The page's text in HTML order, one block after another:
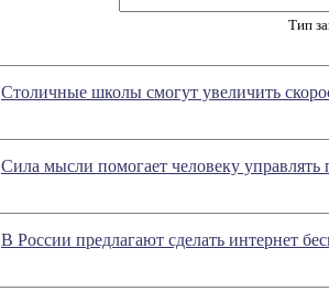
Тип
Столичные школы смогут увеличить
Сила мысли помогает человеку управлять
В России предлагают сделать интернет